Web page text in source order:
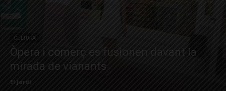
CULTURA
Òpera i comerç es fusionen davant la
mirada de vianants
El Jardí